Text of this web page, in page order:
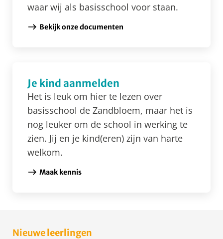
waar wij als basisschool voor staan.
Bekijk onze documenten
Je kind aanmelden
Het is leuk om hier te lezen over
basisschool de Zandbloem, maar het is
nog leuker om de school in werking te
zien. Jij en je kind(eren) zijn van harte
welkom.
Maak kennis
Nieuwe leerlingen